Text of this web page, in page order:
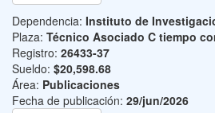
Dependencia: Instituto de
Plaza: Técnico Asociado C tiempo
Registro: 26433-37
Sueldo: $20,598.68
Área: Publicaciones
Fecha de publicación: 29/jun/2026